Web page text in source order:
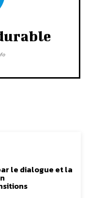
le dialogue et la